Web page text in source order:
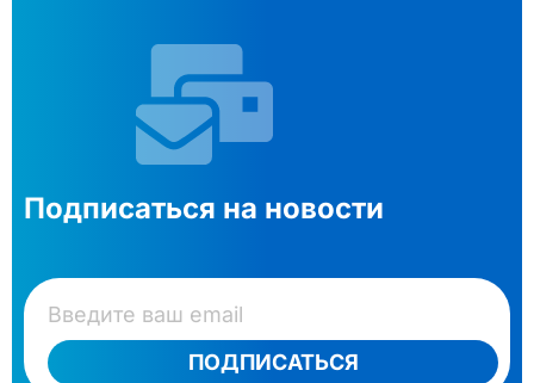
Подписаться на новости
ПОДПИСАТЬСЯ